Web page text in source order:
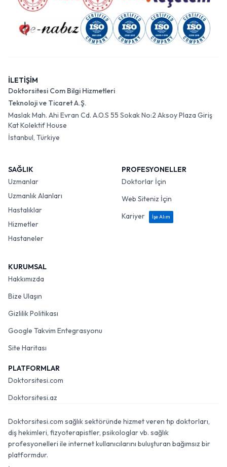
İLETİŞİM
Doktorsitesi Com Bilgi Hizmetleri
Teknoloji ve Ticaret A.Ş.
Maslak Mah. Ahi Evran Cd. A.O.S 55 Sokak No:2 Aksoy Plaza Giriş
Kat Kolektif House
İstanbul, Türkiye
SAĞLIK
Uzmanlar
Uzmanlık Alanları
Hastalıklar
Hizmetler
Hastaneler
PROFESYONELLER
Doktorlar İçin
Web Siteniz İçin
Kariyer
İşe Alım
KURUMSAL
Hakkımızda
Bize Ulaşın
Gizlilik Politikası
Google Takvim Entegrasyonu
Site Haritası
PLATFORMLAR
Doktorsitesi.com
Doktorsitesi.az
Doktorsitesi.com sağlık sektöründe hizmet veren tıp doktorları,
diş hekimleri, fizyoterapistler, psikologlar vb. sağlık
profesyonelleri ile internet kullanıcılarını buluşturan bağımsız bir
platformdur.